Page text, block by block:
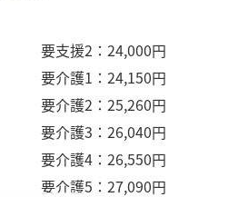
要支援2：24,000円
要介護1：24,150円
要介護2：25,260円
要介護3：26,040円
要介護4：26,550円
要介護5：27,090円